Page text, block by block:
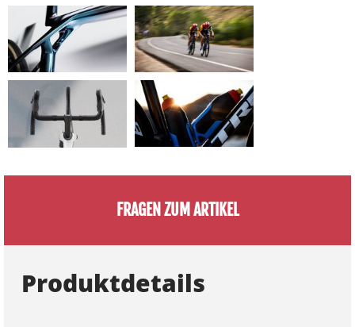
FRAGEN ZUM ARTIKEL
Produktdetails